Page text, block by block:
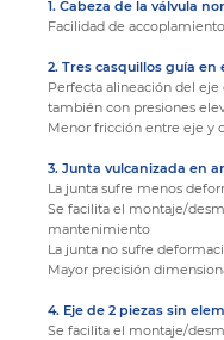
1. Cabeza de la válvula
Facilidad de
2. Tres casquillos guía en
Perfecta alineación del
también con presiones
Menor fricción entre eje y
3. Junta vulcanizada en
La junta sufre menos
Se facilita el montaje/
mantenimiento
La junta no sufre
Mayor precisión
4. Eje de 2 piezas sin
Se facilita el montaje/